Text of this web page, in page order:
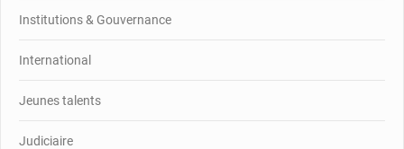
Institutions & Gouvernance
International
Jeunes talents
Judiciaire